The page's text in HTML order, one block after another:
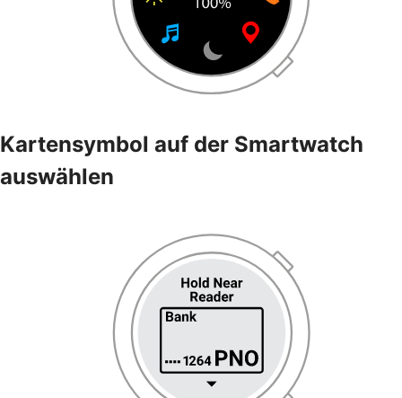
Kartensymbol auf der Smartwatch
auswählen